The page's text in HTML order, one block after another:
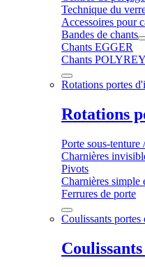
Technique du
Accessoires pour
Bandes de chants
Chants EGGER
Chants POLYREY
Rotations portes
Rotations
Porte sous-tenture
Charnières
Pivots
Charnières simple
Ferrures de porte
Coulissants portes